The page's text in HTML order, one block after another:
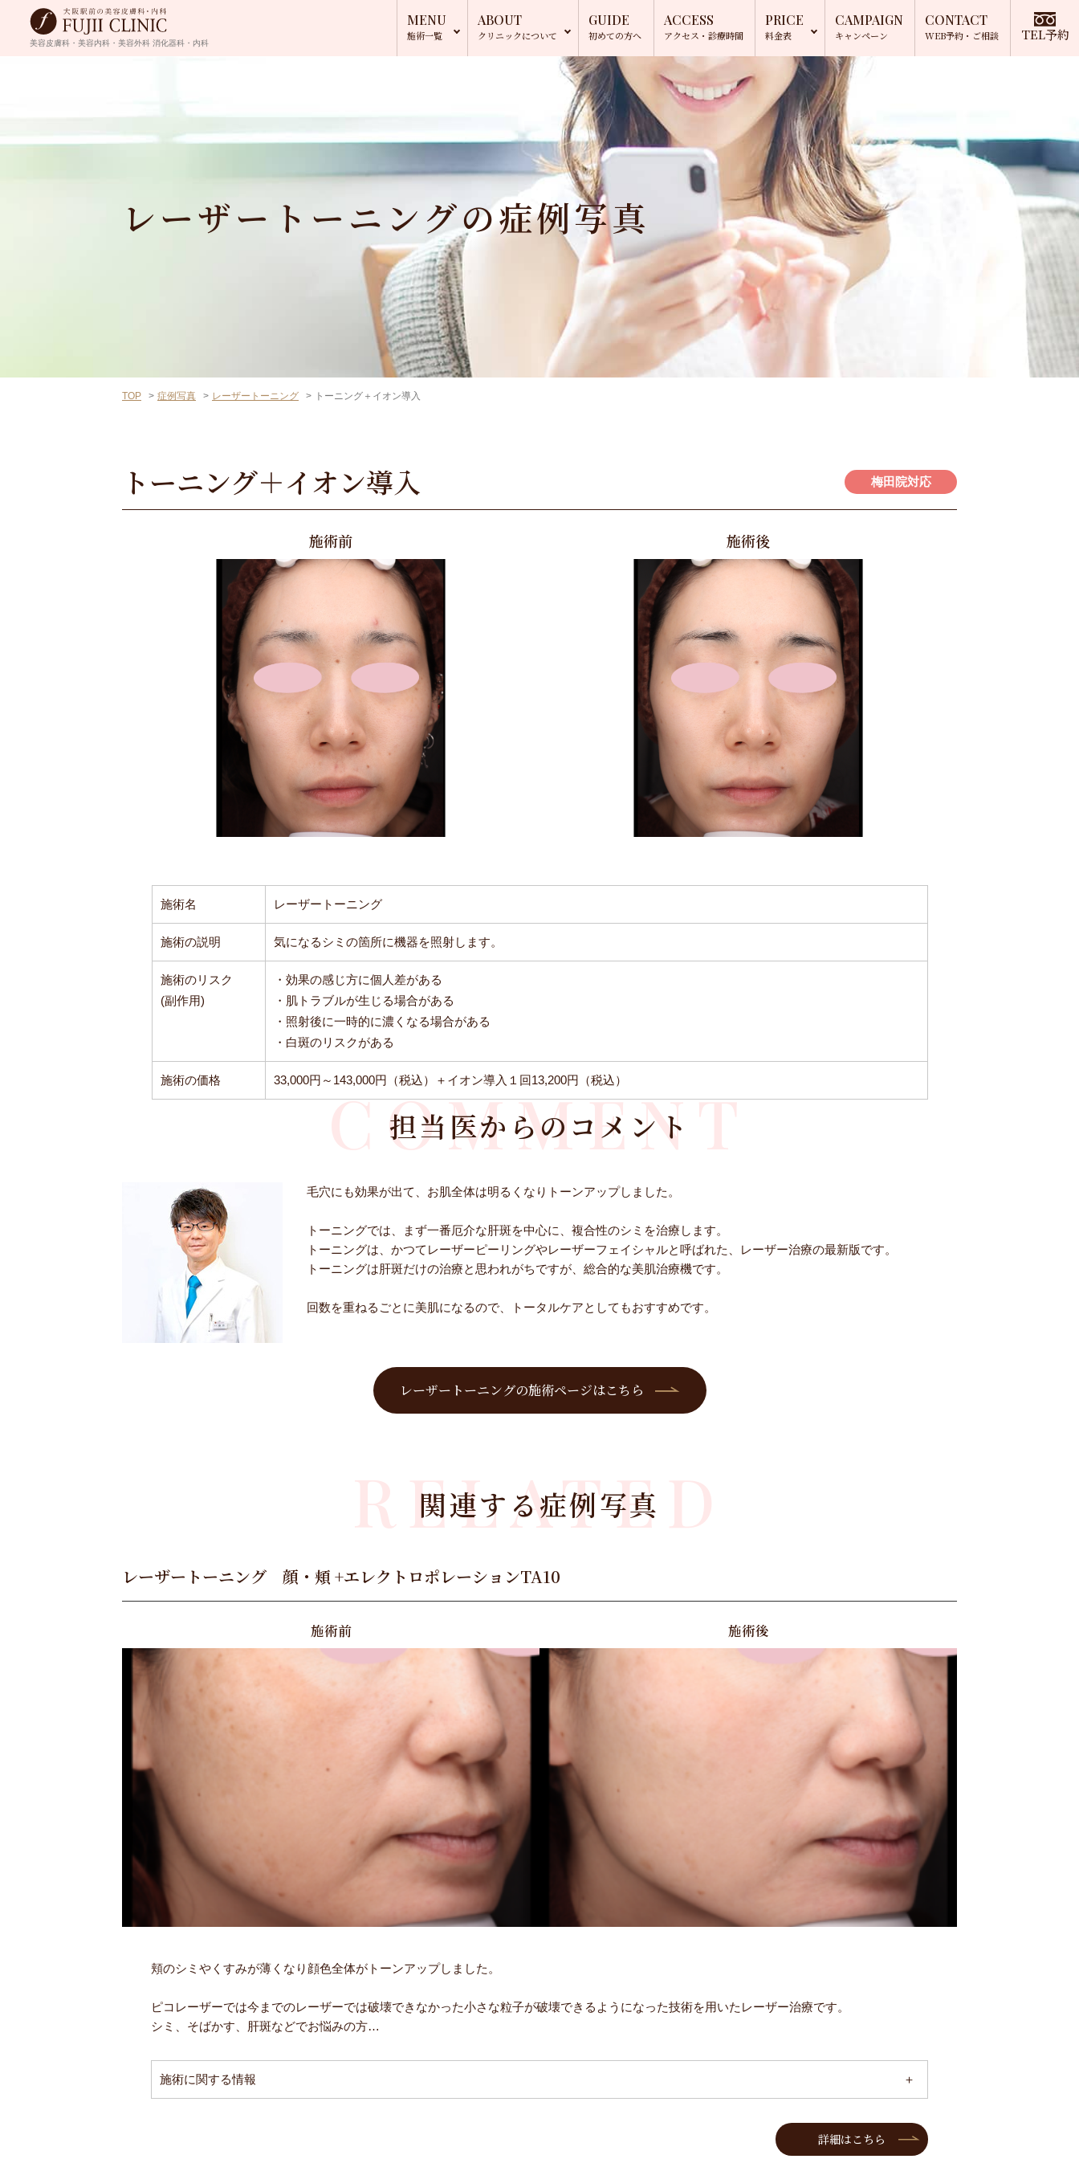
美容皮膚科・美容内科・美容外科 消化器科・内科
MENU
施術一覧
ABOUT
クリニックについて
GUIDE
初めての方へ
ACCESS
アクセス・ 診療時間
PRICE
料金表
CAMPAIGN
キャンペーン
CONTACT
WEB予約 ・ご相談 TEL予約
レーザートーニングの症例写真
TOP 症例写真 レーザートーニング トーニング＋イオン導入
トーニング＋イオン導入 梅田院対応
施術前 施術後
施術名 レーザートーニング
施術の説明 気になるシミの箇所に機器を照射します。
施術のリスク
(副作用)
・効果の感じ方に個人差がある
・肌トラブルが生じる場合がある
・照射後に一時的に濃くなる場合がある
・白斑のリスクがある
施術の価格 33,000円～143,000円（税込）＋イオン導入１回13,200円（税込）
担当医からのコメント
COMMENT
毛穴にも効果が出て、お肌全体は明るくなりトーンアップしました。
トーニングでは、まず一番厄介な肝斑を中心に、複合性のシミを治療します。
トーニングは、かつてレーザーピーリングやレーザーフェイシャルと呼ばれた、レーザー治療の最新版です。
トーニングは肝斑だけの治療と思われがちですが、総合的な美肌治療機です。
回数を重ねるごとに美肌になるので、トータルケアとしてもおすすめです。
レーザートーニングの施術ページはこちら
関連する症例写真
RELATED
レーザートーニング 顔・頬 +エレクトロポレーションTA10
施術前 施術後
頬のシミやくすみが薄くなり顔色全体がトーンアップしました。
ピコレーザーでは今までのレーザーでは破壊できなかった小さな粒子が破壊できるようになった技術を用いたレーザー治療です。
シミ、そばかす、肝斑などでお悩みの方…
施術に関する情報
詳細はこちら